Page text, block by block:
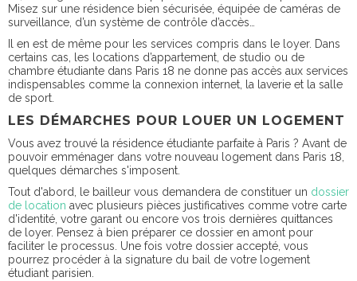
Misez sur une résidence bien sécurisée, équipée de caméras de
surveillance, d’un système de contrôle d’accès…
Il en est de même pour les services compris dans le loyer. Dans
certains cas, les locations d’appartement, de studio ou de
chambre étudiante dans Paris 18 ne donne pas accès aux services
indispensables comme la connexion internet, la laverie et la salle
de sport.
LES DÉMARCHES POUR LOUER UN LOGEMENT
Vous avez trouvé la résidence étudiante parfaite à Paris ? Avant de
pouvoir emménager dans votre nouveau logement dans Paris 18,
quelques démarches s'imposent.
Tout d'abord, le bailleur vous demandera de constituer un dossier
de location avec plusieurs pièces justificatives comme votre carte
d'identité, votre garant ou encore vos trois dernières quittances
de loyer. Pensez à bien préparer ce dossier en amont pour
faciliter le processus. Une fois votre dossier accepté, vous
pourrez procéder à la signature du bail de votre logement
étudiant parisien.